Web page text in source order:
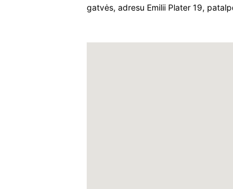
gatvės, adresu Emilii Plater 19,